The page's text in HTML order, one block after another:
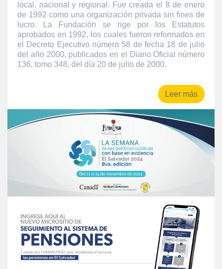
local, nacional y regional. Fue creada el 8 de enero
de 1992 como una organización privada sin fines de
lucro. La Fundación se rige por los Estatutos
aprobados en 1992, los cuales fueron reformados en
el Decreto Ejecutivo número 58 de fecha 18 de julio
del año 2000, publicados en el Diario Oficial número
136, tomo 348, del día 20 de julio de 2000.
Leer más